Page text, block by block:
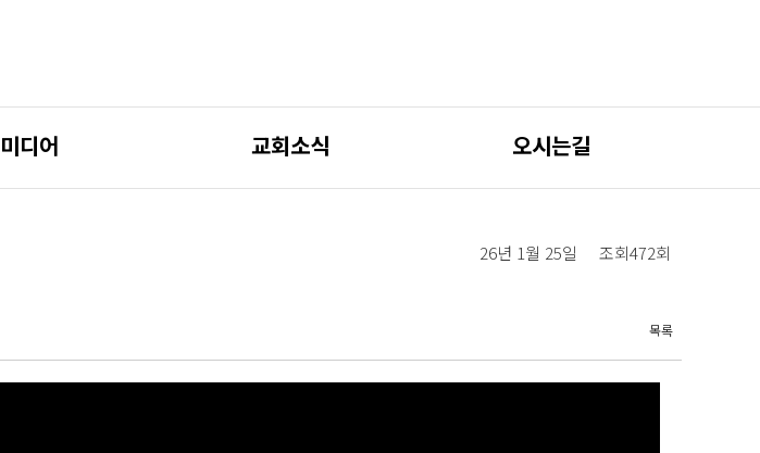
미디어 교회소식 오시는길
조회472회
26년 1월 25일
목록